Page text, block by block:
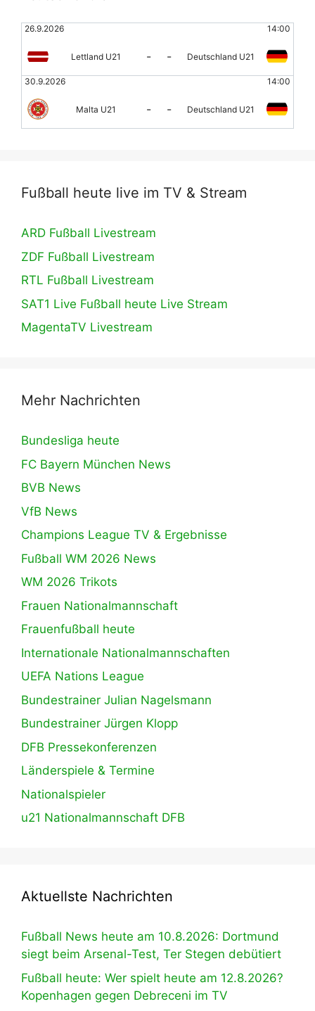
26.9.2026 14:00
Lettland U21 - - Deutschland U21
30.9.2026 14:00
Malta U21 - - Deutschland U21
Fußball heute live im TV & Stream
ARD Fußball Livestream
ZDF Fußball Livestream
RTL Fußball Livestream
SAT1 Live Fußball heute Live Stream
MagentaTV Livestream
Mehr Nachrichten
Bundesliga heute
FC Bayern München News
BVB News
VfB News
Champions League TV & Ergebnisse
Fußball WM 2026 News
WM 2026 Trikots
Frauen Nationalmannschaft
Frauenfußball heute
Internationale Nationalmannschaften
UEFA Nations League
Bundestrainer Julian Nagelsmann
Bundestrainer Jürgen Klopp
DFB Pressekonferenzen
Länderspiele & Termine
Nationalspieler
u21 Nationalmannschaft DFB
Aktuellste Nachrichten
Fußball News heute am 10.8.2026: Dortmund
siegt beim Arsenal-Test, Ter Stegen debütiert
Fußball heute: Wer spielt heute am 12.8.2026?
Kopenhagen gegen Debreceni im TV